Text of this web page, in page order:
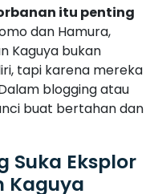
Suka Eksplor
Kaguya